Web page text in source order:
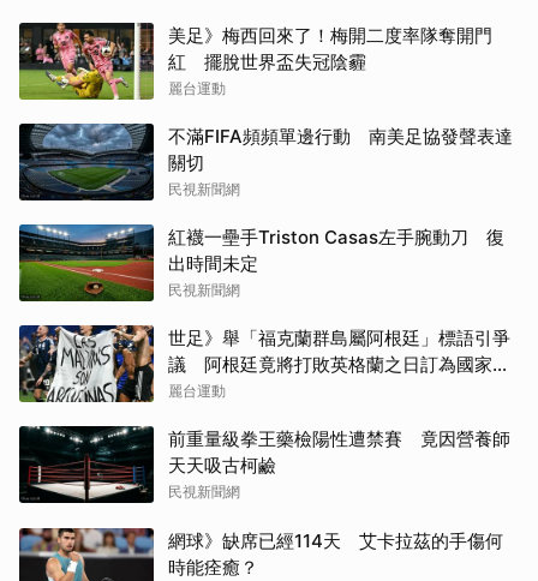
美足》梅西回來了！梅開二度率隊奪開門
紅 擺脫世界盃失冠陰霾
麗台運動
不滿FIFA頻頻單邊行動 南美足協發聲表達
關切
民視新聞網
紅襪一壘手Triston Casas左手腕動刀 復
出時間未定
民視新聞網
世足》舉「福克蘭群島屬阿根廷」標語引爭
議 阿根廷竟將打敗英格蘭之日訂為國家紀
念日
麗台運動
前重量級拳王藥檢陽性遭禁賽 竟因營養師
天天吸古柯鹼
民視新聞網
網球》缺席已經114天 艾卡拉茲的手傷何
時能痊癒？